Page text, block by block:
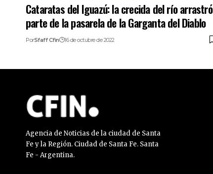
Cataratas del Iguazú: la crecida del río arrastró
parte de la pasarela de la Garganta del Diablo
PorSfaff Cfin 16 de octubre de 2022
Agencia de Noticias de la ciudad de Santa
Fe y la Región. Ciudad de Santa Fe. Santa
Fe - Argentina.